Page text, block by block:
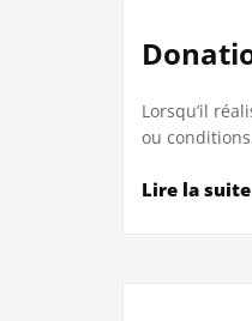
Lorsqu’il
ou
Lire la suite